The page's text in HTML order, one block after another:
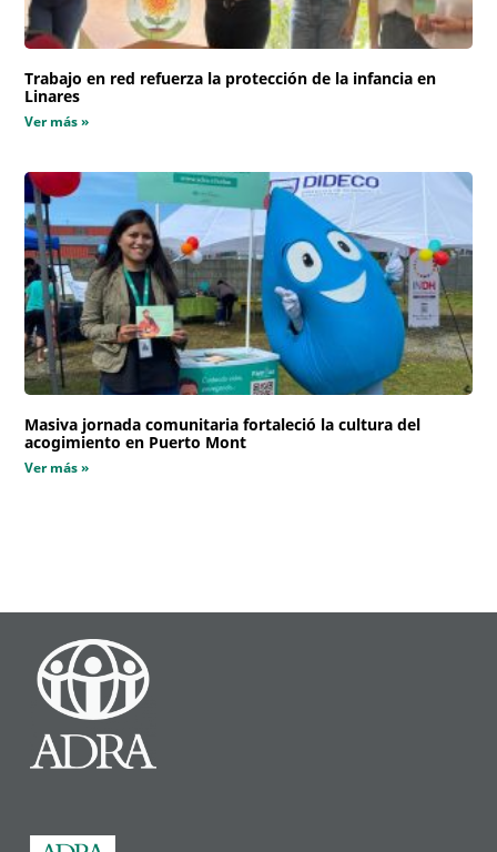
Trabajo en red refuerza la protección de la infancia en
Linares
Ver más »
Masiva jornada comunitaria fortaleció la cultura del
acogimiento en Puerto Mont
Ver más »